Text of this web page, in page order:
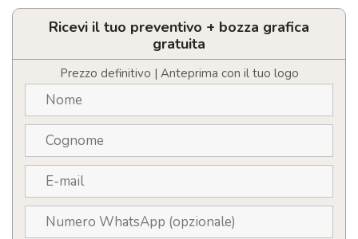
metallo
quantitàRicevi il tuo preventivo + bozza grafica
gratuita
Prezzo definitivo | Anteprima con il tuo logo